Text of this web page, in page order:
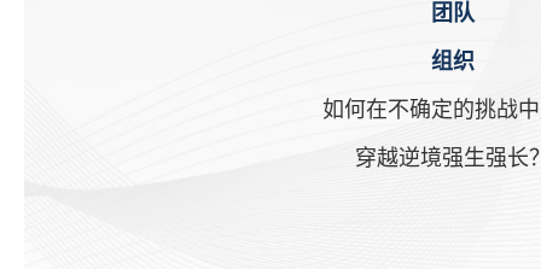
团队
组织
如何在不确定的挑战
穿越逆境强生强长